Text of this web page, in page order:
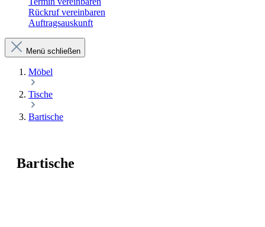
Rückruf vereinbaren
Auftragsauskunft
Menü schließen
Möbel
Tische
Bartische
Bartische